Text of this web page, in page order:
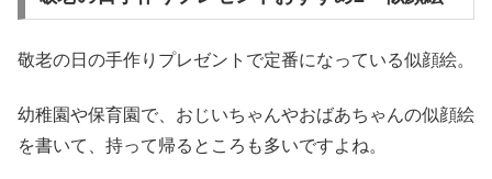
敬老の日の手作りプレゼントで定番になっている似顔絵。
幼稚園や保育園で、おじいちゃんやおばあちゃんの似顔絵
を書いて、持って帰るところも多いですよね。